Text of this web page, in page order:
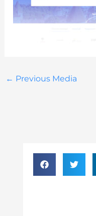
← Previous Media